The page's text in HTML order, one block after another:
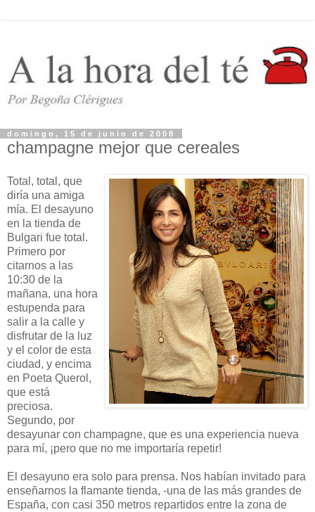
domingo, 15 de junio de 2008
champagne mejor que cereales
Total, total, que
diría una amiga
mía. El desayuno
en la tienda de
Bulgari fue total.
Primero por
citarnos a las
10:30 de la
mañana, una hora
estupenda para
salir a la calle y
disfrutar de la luz
y el color de esta
ciudad, y encima
en Poeta Querol,
que está
preciosa.
Segundo, por
desayunar con champagne, que es una experiencia nueva
para mí, ¡pero que no me importaría repetir!
El desayuno era solo para prensa. Nos habían invitado para
enseñarnos la flamante tienda, -una de las más grandes de
España, con casi 350 metros repartidos entre la zona de